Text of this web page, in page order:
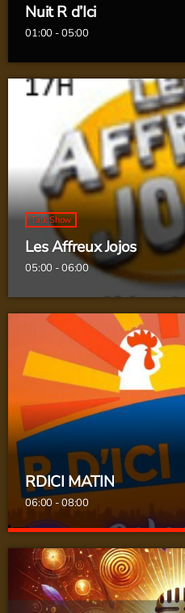
Nuit R d’Ici
01:00 - 05:00
Talk Show
Les Affreux Jojos
05:00 - 06:00
RDICI MATIN
06:00 - 08:00
RDICI MATIN
Réveille le web !
La matinale de rdici.fr